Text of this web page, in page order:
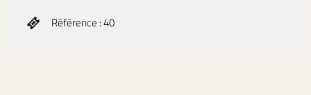
Référence : 40